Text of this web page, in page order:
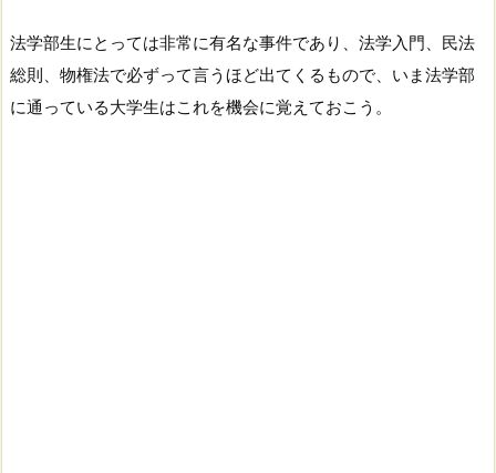
法学部生にとっては非常に有名な事件であり、法学入門、民法
総則、物権法で必ずって言うほど出てくるもので、いま法学部
に通っている大学生はこれを機会に覚えておこう。